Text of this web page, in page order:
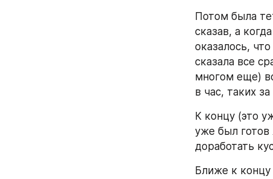
Потом была
сказав, а
оказалось,
сказала все
многом еще)
в час, таких
К концу (это
уже был готов
доработать
Ближе к концу